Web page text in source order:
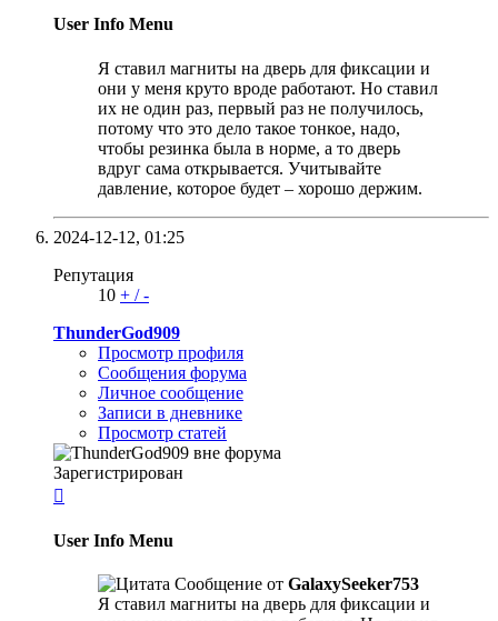
User Info Menu
Я ставил магниты на дверь для фиксации и
они у меня круто вроде работают. Но ставил
их не один раз, первый раз не получилось,
потому что это дело такое тонкое, надо,
чтобы резинка была в норме, а то дверь
вдруг сама открывается. Учитывайте
давление, которое будет – хорошо держим.
2024-12-12, 01:25
Репутация
10 + /-
ThunderGod909
Просмотр профиля
Сообщения форума
Личное сообщение
Записи в дневнике
Просмотр статей
Зарегистрирован

User Info Menu
Сообщение от GalaxySeeker753
Я ставил магниты на дверь для фиксации и